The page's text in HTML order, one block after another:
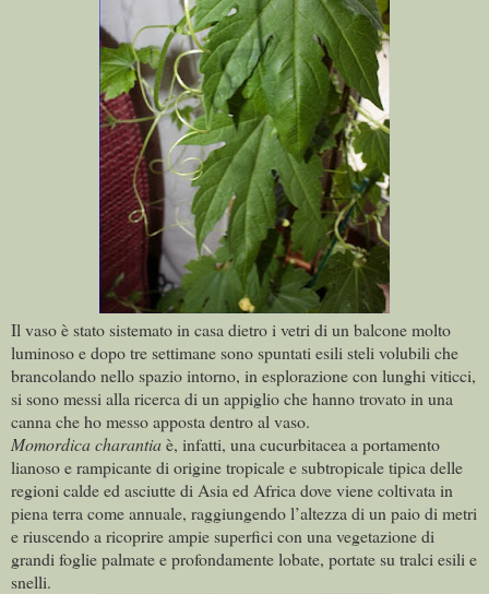
Il vaso è stato sistemato in casa dietro i vetri di un balcone molto
luminoso e dopo tre settimane sono spuntati esili steli volubili che
brancolando nello spazio intorno, in esplorazione con lunghi viticci,
si sono messi alla ricerca di un appiglio che hanno trovato in una
canna che ho messo apposta dentro al vaso.
Momordica charantiaè, infatti, una cucurbitacea a portamento
lianoso e rampicante di origine tropicale e subtropicale tipica delle
regioni calde ed asciutte di Asia ed Africa dove viene coltivata in
piena terra come annuale, raggiungendo l’altezza di un paio di metri
e riuscendo a ricoprire ampie superfici con una vegetazione di
grandi foglie palmate e profondamente lobate, portate su tralci esili e
snelli.